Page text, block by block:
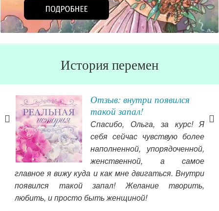
История перемен
Отзыв: внутри появился
такой запал!
Спасибо, Ольга, за курс! Я
себя сейчас чувствую более
наполненной, упорядоченной,
женственной, а самое
главное я вижу куда и как мне двигаться. Внутри
появился такой запал! Желание творить,
любить, и просто быть женщиной!